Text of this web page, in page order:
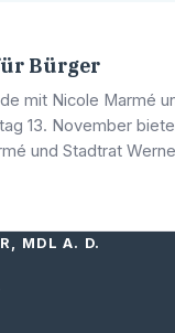
Bürger
mit Nicole Marmé
13. November
und Stadtrat
MDL A. D.